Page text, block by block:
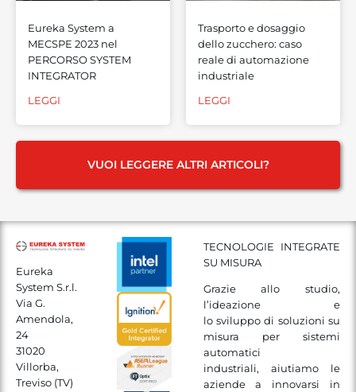
Eureka System a
MECSPE 2023 nel
PERCORSO SYSTEM
INTEGRATOR
LEGGI
Trasporto e dosaggio
dello zucchero: caso
reale di automazione
industriale
LEGGI
VUOI LEGGERE ALTRI ARTICOLI?
TECNOLOGIE INTEGRATE
SU MISURA
Grazie allo studio,
l’ideazione e
lo sviluppo di soluzioni su
misura per sistemi
automatici
industriali, aiutiamo le
aziende a innovarsi in
Eureka
System S.r.l.
Via G.
Amendola,
24
31020
Villorba,
Treviso (TV)